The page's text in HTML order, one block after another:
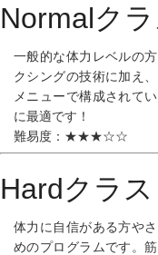
Normalクラ
一般的な体力レベルの
クシングの技術に加え
メニューで構成されて
に最適です！
難易度：★★★☆☆
Hardクラス
体力に自信がある方や
めのプログラムです。